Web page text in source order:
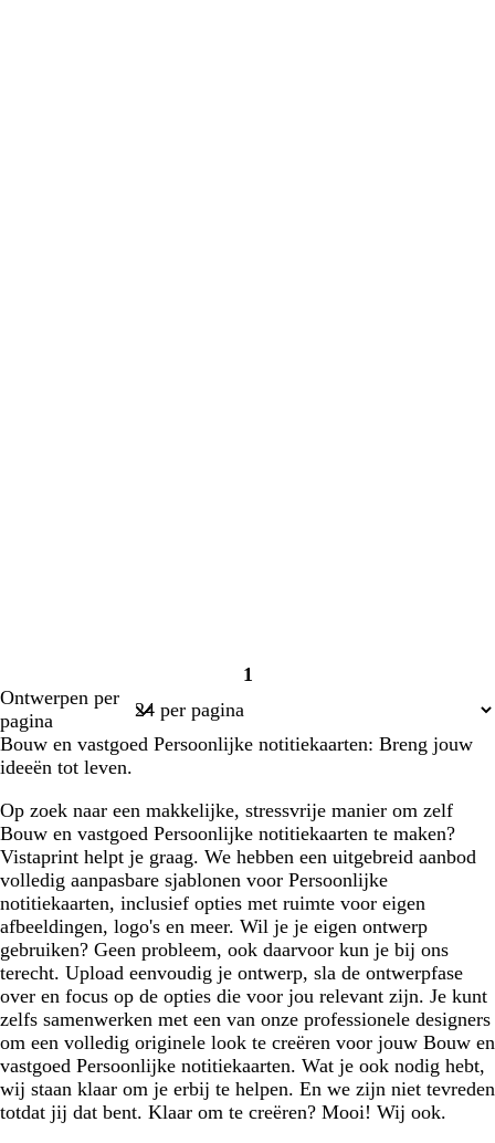
Pagina
1
Ontwerpen per
pagina
Bouw en vastgoed Persoonlijke notitiekaarten: Breng jouw
ideeën tot leven.
Op zoek naar een makkelijke, stressvrije manier om zelf
Bouw en vastgoed Persoonlijke notitiekaarten te maken?
Vistaprint helpt je graag. We hebben een uitgebreid aanbod
volledig aanpasbare sjablonen voor Persoonlijke
notitiekaarten, inclusief opties met ruimte voor eigen
afbeeldingen, logo's en meer. Wil je je eigen ontwerp
gebruiken? Geen probleem, ook daarvoor kun je bij ons
terecht. Upload eenvoudig je ontwerp, sla de ontwerpfase
over en focus op de opties die voor jou relevant zijn. Je kunt
zelfs samenwerken met een van onze professionele designers
om een volledig originele look te creëren voor jouw Bouw en
vastgoed Persoonlijke notitiekaarten. Wat je ook nodig hebt,
wij staan klaar om je erbij te helpen. En we zijn niet tevreden
totdat jij dat bent. Klaar om te creëren? Mooi! Wij ook.